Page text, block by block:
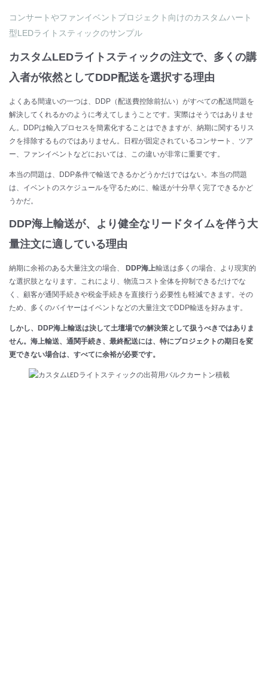
コンサートやファンイベントプロジェクト向けのカスタムハート
型LEDライトスティックのサンプル
カスタムLEDライトスティックの注文で、多くの購
入者が依然としてDDP配送を選択する理由
よくある間違いの一つは、DDP（配送費控除前払い）がすべての配送問題を
解決してくれるかのように考えてしまうことです。実際はそうではありませ
ん。DDPは輸入プロセスを簡素化することはできますが、納期に関するリス
クを排除するものではありません。日程が固定されているコンサート、ツア
ー、ファンイベントなどにおいては、この違いが非常に重要です。
本当の問題は、DDP条件で輸送できるかどうかだけではない。本当の問題
は、イベントのスケジュールを守るために、輸送が十分早く完了できるかど
うかだ。
DDP海上輸送が、より健全なリードタイムを伴う大
量注文に適している理由
納期に余裕のある大量注文の場合、 DDP海上輸送は多くの場合、より現実的
な選択肢となります。これにより、物流コスト全体を抑制できるだけでな
く、顧客が通関手続きや税金手続きを直接行う必要性も軽減できます。その
ため、多くのバイヤーはイベントなどの大量注文でDDP輸送を好みます。
しかし、DDP海上輸送は決して土壇場での解決策として扱うべきではありま
せん。海上輸送、通関手続き、最終配送には、特にプロジェクトの期日を変
更できない場合は、すべてに余裕が必要です。